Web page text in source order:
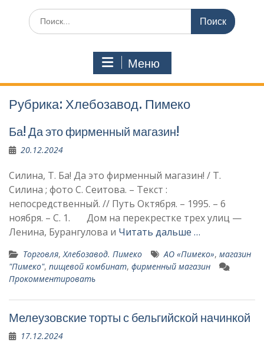
Поиск
по:
Меню
Рубрика: Хлебозавод. Пимеко
Ба! Да это фирменный магазин!
20.12.2024
Силина, Т. Ба! Да это фирменный магазин! / Т.
Силина ; фото С. Сеитова. – Текст :
непосредственный. // Путь Октября. – 1995. – 6
ноября. – С. 1. Дом на пере­крестке трех улиц —
Ленина, Бурангу­лова и Читать дальше …
Торговля,Хлебозавод. Пимеко АО «Пимеко», магазин
"Пимеко", пищевой ком­бинат, фирменный ма­газин
Прокомментировать
Мелеузовские торты с бельгийской начинкой
17.12.2024